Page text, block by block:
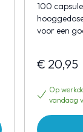
100
voor een
€ 20,95
Op
vandaag